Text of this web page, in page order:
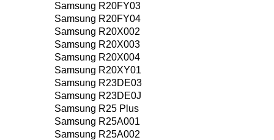
Samsung R20FY03
Samsung R20FY04
Samsung R20X002
Samsung R20X003
Samsung R20X004
Samsung R20XY01
Samsung R23DE03
Samsung R23DE0J
Samsung R25 Plus
Samsung R25A001
Samsung R25A002